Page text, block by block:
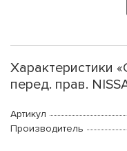
Характеристики
перед. прав.
Артикул
Производитель